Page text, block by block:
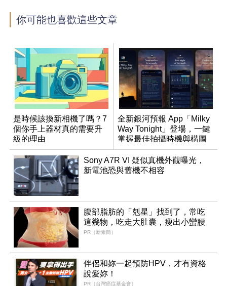
你可能也喜歡這些文章
是時候該換新相機了嗎？7
個你手上器材真的需要升
級的理由
全新銀河預報 App「Milky
Way Tonight」登場，一鍵
掌握最佳拍攝時機與構圖
Sony A7R VI 疑似真機外觀曝光，
新電池恐與舊機不相容
腹部脂肪的「剋星」找到了，常吃
這幾物，吃走大肚囊，瘦出小蠻腰
PR（新素簡）
伴侶和妳一起預防HPV，才有資格
說愛妳！
PR（台灣癌症基金會）